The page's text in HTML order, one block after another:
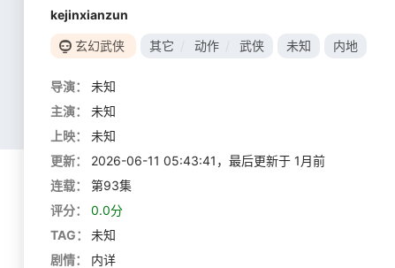
kejinxianzun
玄幻武侠 其它 动作 武侠 未知 内地
导演：
未知
主演：
未知
上映：
未知
更新：
2026-06-11 05:43:41，最后更新于 1月前
连载：
第93集
评分：
0.0分
TAG：
未知
剧情：
内详